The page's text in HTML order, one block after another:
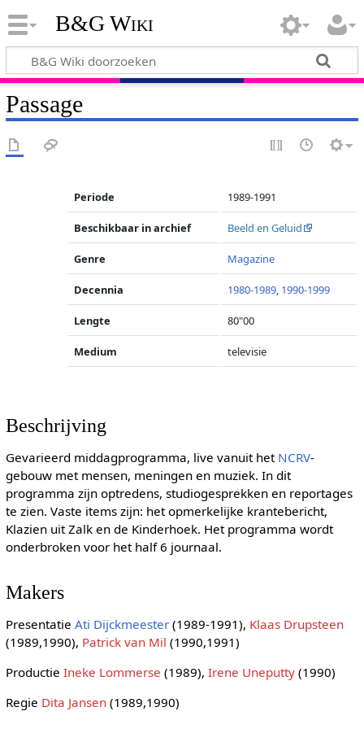
B&G Wiki
Passage
Periode 1989-1991
Beschikbaar in archief Beeld en Geluid
Genre Magazine
Decennia 1980-1989, 1990-1999
Lengte 80"00
Medium televisie
Beschrijving
Gevarieerd middagprogramma, live vanuit het NCRV-
gebouw met mensen, meningen en muziek. In dit
programma zijn optredens, studiogesprekken en reportages
te zien. Vaste items zijn: het opmerkelijke krantebericht,
Klazien uit Zalk en de Kinderhoek. Het programma wordt
onderbroken voor het half 6 journaal.
Makers
Presentatie Ati Dijckmeester(1989-1991), Klaas Drupsteen
(1989,1990), Patrick van Mil (1990,1991)
Productie Ineke Lommerse (1989), Irene Uneputty(1990)
Regie Dita Jansen(1989,1990)